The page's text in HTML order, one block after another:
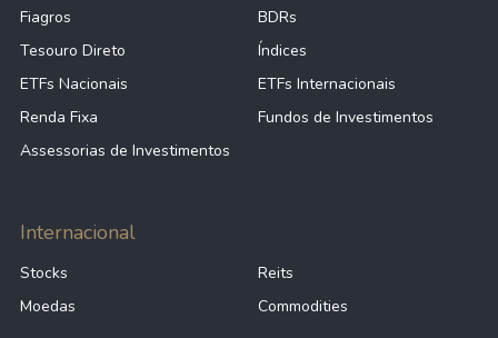
Fiagros
BDRs
Tesouro Direto
Índices
ETFs Nacionais
ETFs Internacionais
Renda Fixa
Fundos de Investimentos
Assessorias de Investimentos
Internacional
Stocks
Reits
Moedas
Commodities